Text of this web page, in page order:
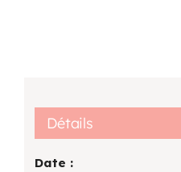
Détails
Date :